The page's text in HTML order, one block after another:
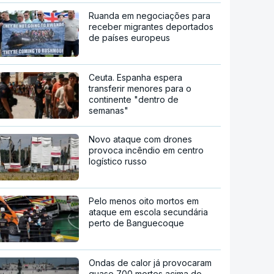
Ruanda em negociações para
receber migrantes deportados
de países europeus
Ceuta. Espanha espera
transferir menores para o
continente "dentro de
semanas"
Novo ataque com drones
provoca incêndio em centro
logístico russo
Pelo menos oito mortos em
ataque em escola secundária
perto de Banguecoque
Ondas de calor já provocaram